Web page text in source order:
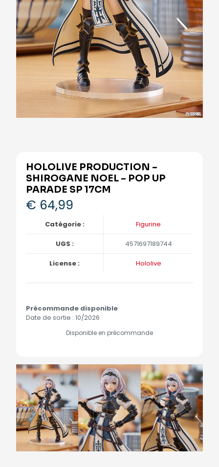
HOLOLIVE PRODUCTION –
SHIROGANE NOEL – POP UP
PARADE SP 17CM
€ 64,99
Catégorie : Figurine
UGS : 4571697189744
License : Hololive
Précommande disponible
Date de sortie : 10/2026
Disponible en précommande